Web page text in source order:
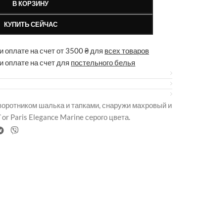
В КОРЗИНУ
КУПИТЬ СЕЙЧАС
оплате на счет от 3500 ₴ для всех товаров
оплате на счет для постельного белья
шалька и тапками, снаружи махровый и
Paris Elegance Marine серого цвета.